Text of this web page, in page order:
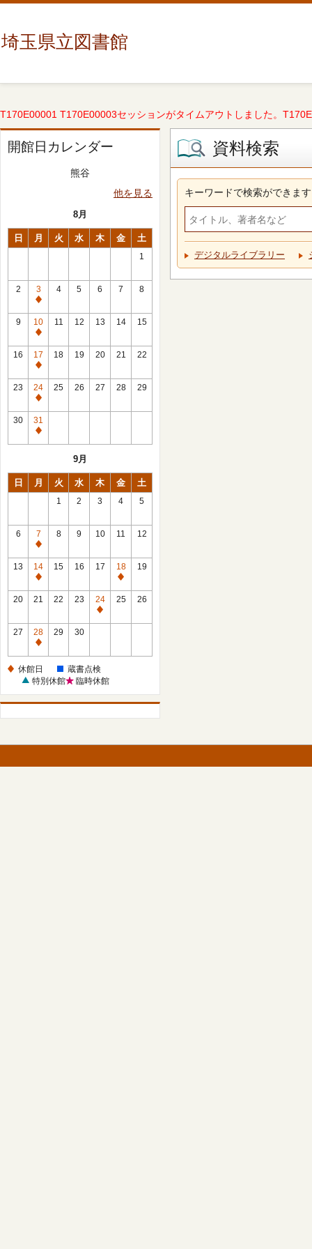
埼玉県立図書館
T170E00001 T170E00003セッションがタイムアウトしました。
開館日カレンダー
熊谷
他を見る
8月
日 月 火 水 木 金 土
1
2
3
休
館
日
4 5 6 7 8
9
10
休
館
日
11 12 13 14 15
16
17
休
館
日
18 19 20 21 22
23
24
休
館
日
25 26 27 28 29
30
31
休
9月
日 月 火 水 木 金 土
1 2 3 4 5
6
7
休
館
日
8 9 10 11 12
13
14
休
館
15 16 17
18
休
館
19
20 21 22 23
24
休
25 26
27
28
休
日
29 30
休館日
蔵書点検
特別休館
臨時休館
資料検索
キーワードで検索ができます
デジタルライブラリー